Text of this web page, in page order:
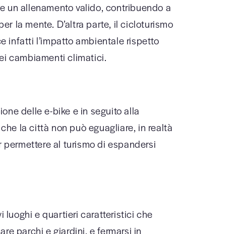
un allenamento valido, contribuendo a
la mente. D’altra parte, il cicloturismo
infatti l’impatto ambientale rispetto
cambiamenti climatici.
delle e-bike e in seguito alla
la città non può eguagliare, in realtà
al turismo di espandersi
luoghi e quartieri caratteristici che
parchi e giardini, e fermarsi in